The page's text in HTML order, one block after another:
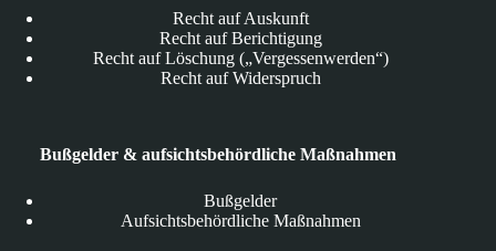
Recht auf Auskunft
Recht auf Berichtigung
Recht auf Löschung („Vergessenwerden“)
Recht auf Widerspruch
Bußgelder & aufsichtsbehördliche Maßnahmen
Bußgelder
Aufsichtsbehördliche Maßnahmen